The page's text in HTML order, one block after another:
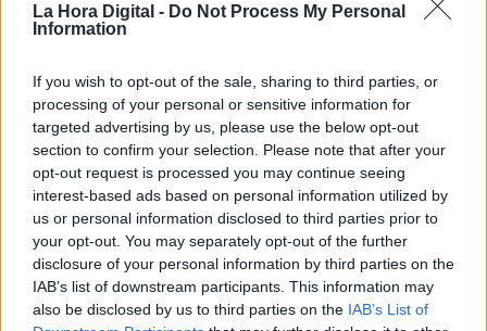
La Hora Digital - Do Not Process My Personal
Information
If you wish to opt-out of the sale, sharing to third parties, or
processing of your personal or sensitive information for
targeted advertising by us, please use the below opt-out
section to confirm your selection. Please note that after your
opt-out request is processed you may continue seeing
interest-based ads based on personal information utilized by
us or personal information disclosed to third parties prior to
your opt-out. You may separately opt-out of the further
disclosure of your personal information by third parties on the
IAB’s list of downstream participants. This information may
also be disclosed by us to third parties on the IAB’s List of